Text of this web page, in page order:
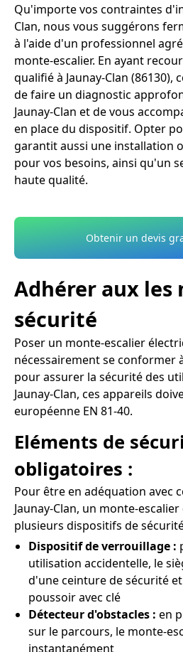
Qu'importe vos contraintes
Clan, nous vous suggérons
à l'aide d'un professionnel
monte-escalier. En ayant
qualifié à Jaunay-Clan (86130),
de faire un diagnostic
Jaunay-Clan et de vous
en place du dispositif. Opter
garantit aussi une installation
pour vos besoins, ainsi qu'un
haute qualité.
Obtenir un devis
Adhérer aux les
sécurité
Poser un monte-escalier
nécessairement se conformer
pour assurer la sécurité des
Jaunay-Clan, ces appareils
européenne EN 81-40.
Eléments de
obligatoires :
Pour être en adéquation avec
Jaunay-Clan, un monte-
plusieurs dispositifs de
Dispositif de verrouillage :
utilisation accidentelle, le
d'une ceinture de sécurité
poussoir avec clé
Détecteur d'obstacles : en
sur le parcours, le monte-
instantanément